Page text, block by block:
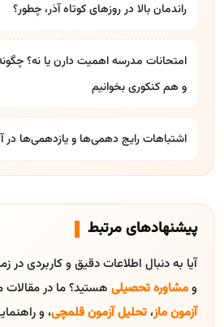
راندمان بالا در روزهای کوتاه آذر، چطور؟
امتحانات مدرسه اهمیت دارن یا نه؟
و هم کنکوری بخوانیم
اشتباهات رایج دهمی‌ها و یازدهمی‌ها در
پیشنهادهای مرتبط
آیا به دنبال اطلاعات دقیق و کاربردی در
ومشاوره تحصیلی هستید؟ ما در مقالات
آزمون ماز، تحلیل آزمون قلمچی، و